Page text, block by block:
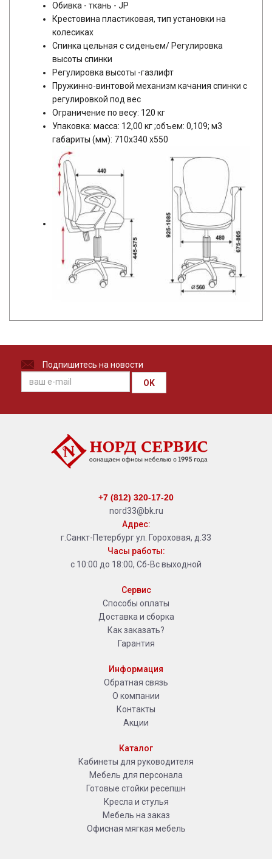
Обивка - ткань - JP
Крестовина пластиковая, тип установки на
колесиках
Спинка цельная с сиденьем/ Регулировка
высоты спинки
Регулировка высоты -газлифт
Пружинно-винтовой механизм качания спинки с
регулировкой под вес
Ограничение по весу: 120 кг
Упаковка: масса: 12,00 кг ;объем: 0,109; м3
габариты (мм): 710х340 х550
Подпишитесь на новости
OK
+7 (812) 320-17-20
nord33@bk.ru
Адрес:
г.Санкт-Петербург ул. Гороховая, д.33
Часы работы:
с 10:00 до 18:00, Сб-Вс выходной
Сервис
Способы оплаты
Доставка и сборка
Как заказать?
Гарантия
Информация
Обратная связь
О компании
Контакты
Акции
Каталог
Кабинеты для руководителя
Мебель для персонала
Готовые стойки ресепшн
Кресла и стулья
Мебель на заказ
Офисная мягкая мебель